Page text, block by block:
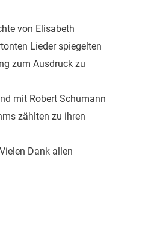
von Elisabeth
Lieder spiegelten
zum Ausdruck zu
mit Robert Schumann
zählten zu ihren
Dank allen